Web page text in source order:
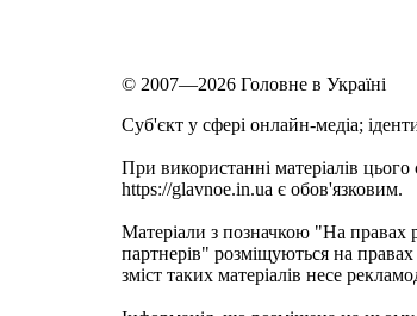
© 2007—2026 Головне в Україні
Cуб'єкт у сфері онлайн-медіа;
При використанні матеріалів
https://glavnoe.in.ua є обов'язковим.
Матеріали з позначкою "На
партнерів" розміщуються на правах
зміст таких матеріалів несе